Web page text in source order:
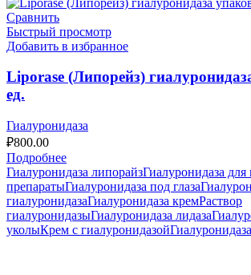
Сравнить
Быстрый просмотр
Добавить в избранное
Liporase (Липорейз)
ед.
Гиалуронидаза
₽800.00
Подробнее
Гиалуронидаза липорайзГиалуронидаза для
препаратыГиалуронидаза под глаза
гиалуронидазаГиалуронидаза кремРаствор
гиалуронидазыГиалуронидаза лидаза
уколыКрем с гиалуронидазой